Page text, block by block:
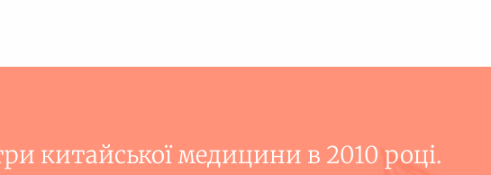
китайської медицини в 2010 році.